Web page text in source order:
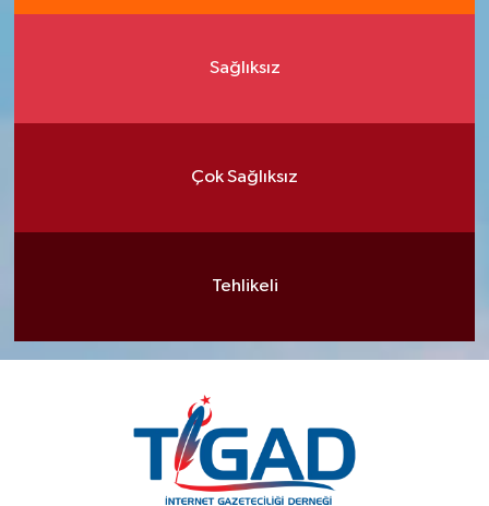
Sağlıksız
Çok Sağlıksız
Tehlikeli